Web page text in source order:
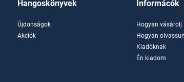
Hangoskönyvek
Újdonságok
Akciók
Informácók
Hogyan vásárolj
Hogyan
Kiadóknak
Én kiadom